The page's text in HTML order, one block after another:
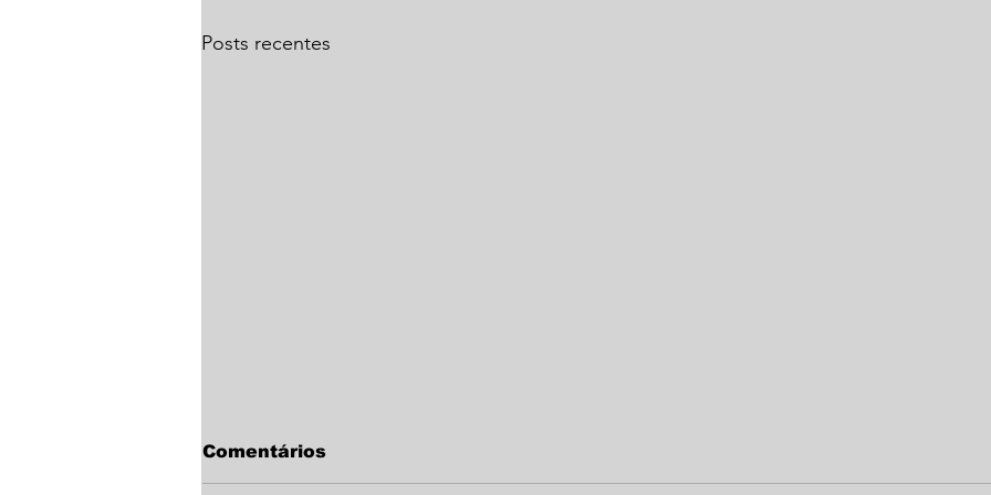
Posts recentes
Comentários